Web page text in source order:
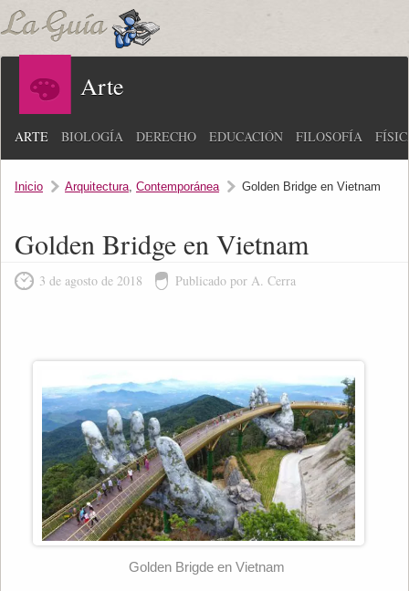
Arte
ARTE BIOLOGÍA DERECHO EDUCACIÓN FILOSOFÍA
Inicio Arquitectura, Contemporánea Golden Bridge en Vietnam
Golden Bridge en Vietnam
3 de agosto de 2018 Publicado por A. Cerra
Golden Brigde en Vietnam